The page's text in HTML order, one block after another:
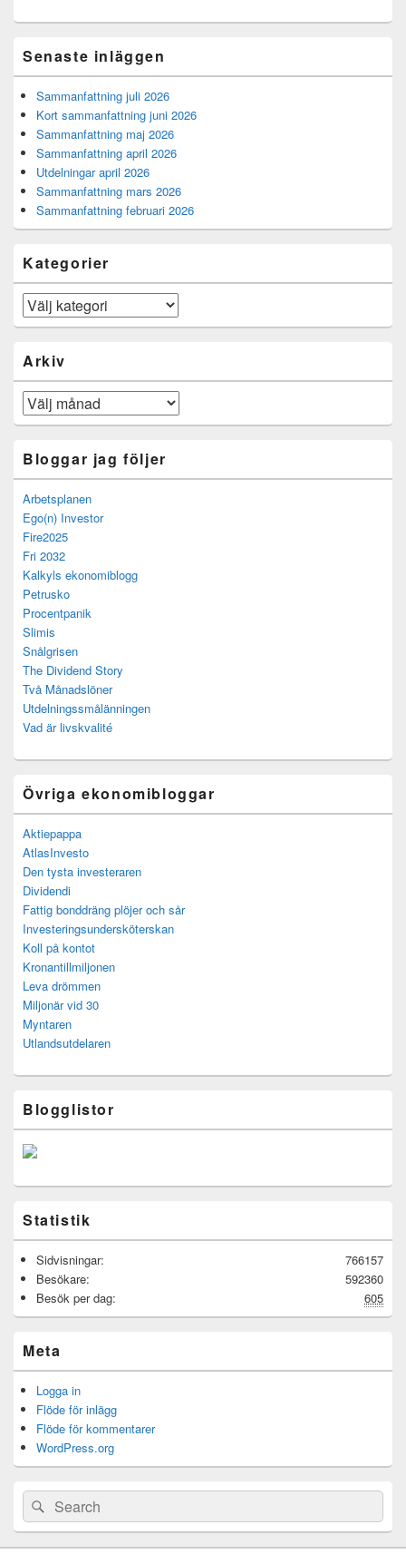
Senaste inläggen
Sammanfattning juli 2026
Kort sammanfattning juni 2026
Sammanfattning maj 2026
Sammanfattning april 2026
Utdelningar april 2026
Sammanfattning mars 2026
Sammanfattning februari 2026
Kategorier
Kategorier
Arkiv
Arkiv
Bloggar jag följer
Arbetsplanen
Ego(n) Investor
Fire2025
Fri 2032
Kalkyls ekonomiblogg
Petrusko
Procentpanik
Slimis
Snålgrisen
The Dividend Story
Två Månadslöner
Utdelningssmålänningen
Vad är livskvalité
Övriga ekonomibloggar
Aktiepappa
AtlasInvesto
Den tysta investeraren
Dividendi
Fattig bonddräng plöjer och sår
Investeringsundersköterskan
Koll på kontot
Kronantillmiljonen
Leva drömmen
Miljonär vid 30
Myntaren
Utlandsutdelaren
Blogglistor
Statistik
766157
Sidvisningar:
592360
Besökare:
605
Besök per dag:
Meta
Logga in
Flöde för inlägg
Flöde för kommentarer
WordPress.org
Sök
efter:
Sök